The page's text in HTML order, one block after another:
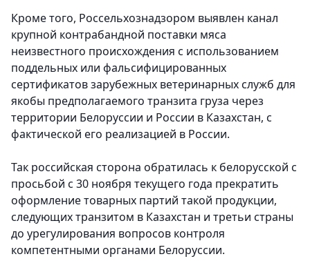
Кроме того, Россельхознадзором выявлен канал
крупной контрабандной поставки мяса
неизвестного происхождения с использованием
поддельных или фальсифицированных
сертификатов зарубежных ветеринарных служб для
якобы предполагаемого транзита груза через
территории Белоруссии и России в Казахстан, с
фактической его реализацией в России.
Так российская сторона обратилась к белорусской с
просьбой с 30 ноября текущего года прекратить
оформление товарных партий такой продукции,
следующих транзитом в Казахстан и третьи страны
до урегулирования вопросов контроля
компетентными органами Белоруссии.